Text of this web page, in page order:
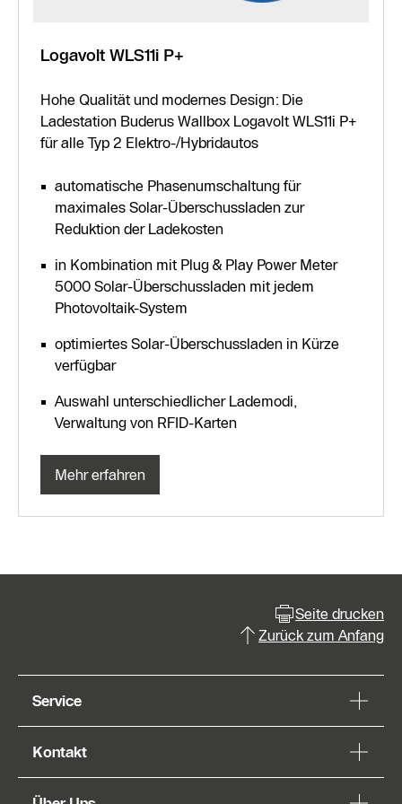
Logavolt WLS11i P+
Hohe Qualität und modernes Design: Die
Ladestation Buderus Wallbox Logavolt WLS11i P+
für alle Typ 2 Elektro-/Hybridautos
automatische Phasenumschaltung für
maximales Solar-Überschussladen zur
Reduktion der Ladekosten
in Kombination mit Plug & Play Power Meter
5000 Solar-Überschussladen mit jedem
Photovoltaik-System
optimiertes Solar-Überschussladen in Kürze
verfügbar
Auswahl unterschiedlicher Lademodi,
Verwaltung von RFID-Karten
Mehr erfahren
Seite drucken
Zurück zum Anfang
Service
Kontakt